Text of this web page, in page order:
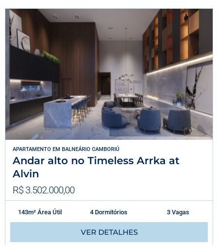
APARTAMENTO EM BALNEÁRIO CAMBORIÚ
Andar alto no Timeless Arrka at
Alvin
R$ 3.502.000,00
143m² Área Útil 4 Dormitórios 3 Vagas
VER DETALHES